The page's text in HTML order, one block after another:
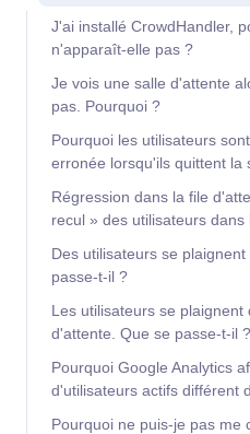
J'ai installé CrowdHandler,
n'apparaît-elle pas ?
Je vois une salle d'attente
pas. Pourquoi ?
Pourquoi les utilisateurs
erronée lorsqu'ils quittent la
Régression dans la file
recul » des utilisateurs dans
Des utilisateurs se
passe-t-il ?
Les utilisateurs se plaignent
d'attente. Que se passe-t-il ?
Pourquoi Google Analytics
d'utilisateurs actifs différent
Pourquoi ne puis-je pas me